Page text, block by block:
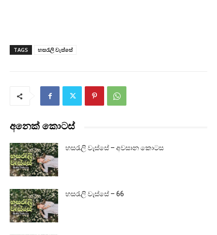
TAGS හසරැලි වැස්සේ
අනෙක් කොටස්
හසරැලි වැස්සේ – අවසාන කොටස
හසරැලි වැස්සේ – 66